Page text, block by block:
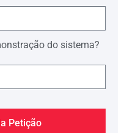
do sistema?
Petição